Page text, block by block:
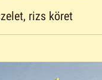
rizs köret